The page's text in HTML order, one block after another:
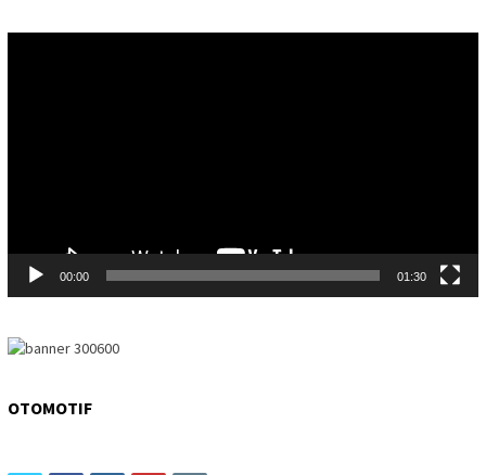
00:00 01:30
OTOMOTIF